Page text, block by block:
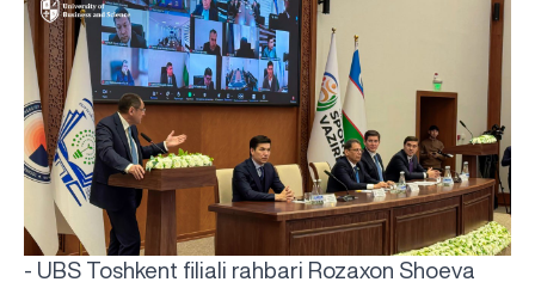
- UBS Toshkent filiali rahbari Rozaxon Shoeva